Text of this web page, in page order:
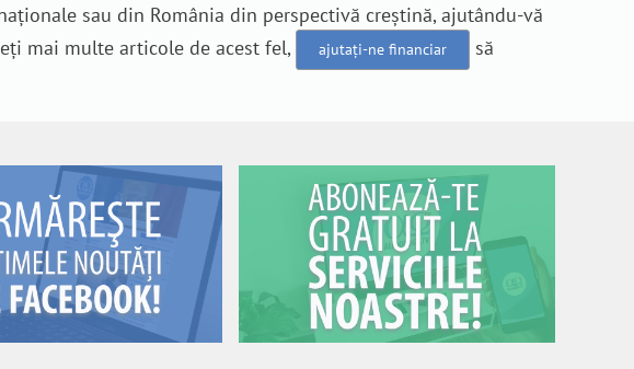
sau din România din perspectivă creștină, ajutându-vă
mai multe articole de acest fel,
ajutați-ne financiar
să